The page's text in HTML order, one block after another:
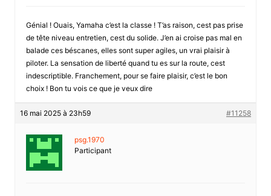
Génial ! Ouais, Yamaha c’est la classe ! T’as raison, cest pas prise
de tête niveau entretien, cest du solide. J’en ai croise pas mal en
balade ces béscanes, elles sont super agiles, un vrai plaisir à
piloter. La sensation de liberté quand tu es sur la route, cest
indescriptible. Franchement, pour se faire plaisir, c’est le bon
choix ! Bon tu vois ce que je veux dire
16 mai 2025 à 23h59 #11258
psg.1970
Participant